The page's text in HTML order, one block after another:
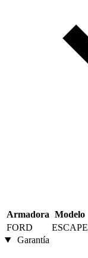
Armadora Modelo
FORD
ESCAPE
Garantía